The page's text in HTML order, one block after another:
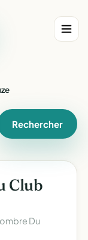
Rechercher
Club
Du